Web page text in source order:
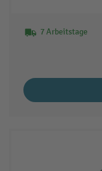
7 Arbeitstage